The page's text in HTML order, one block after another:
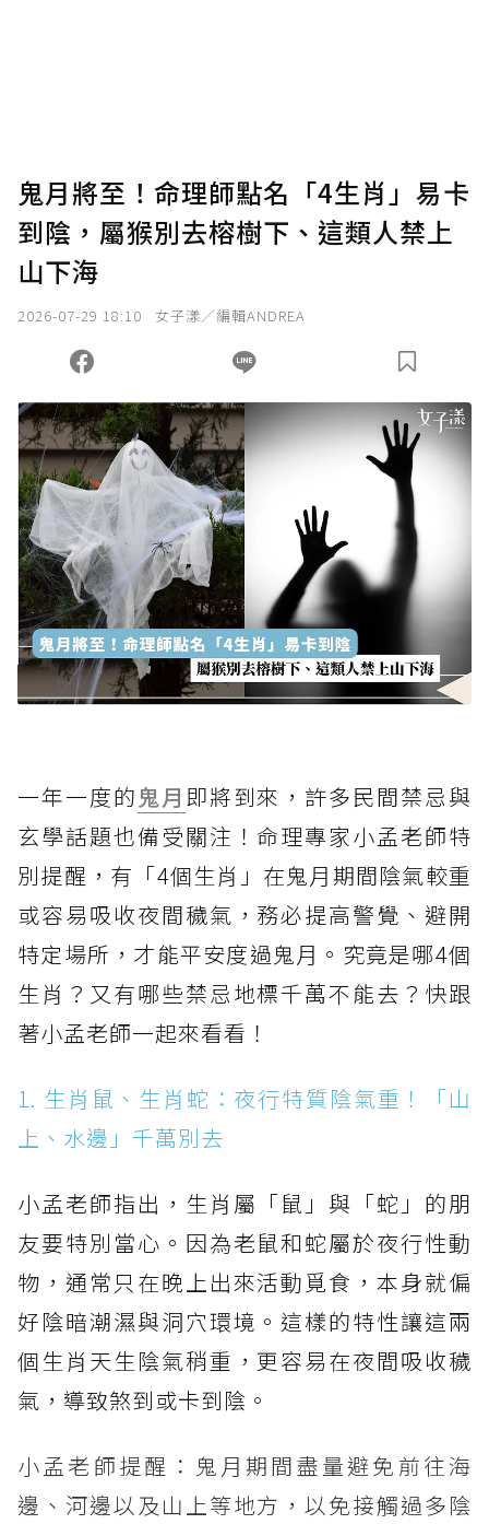
鬼月將至！命理師點名「4生肖」易卡
到陰，屬猴別去榕樹下、這類人禁上
山下海
2026-07-29 18:10 女子漾／編輯ANDREA
一年一度的鬼月 即將到來，許多民間禁忌與
玄學話題也備受關注！命理專家小孟老師特
別提醒，有「4個生肖」在鬼月期間陰氣較重
或容易吸收夜間穢氣，務必提高警覺、避開
特定場所，才能平安度過鬼月。究竟是哪4個
生肖？又有哪些禁忌地標千萬不能去？快跟
著小孟老師一起來看看！
1. 生肖鼠、生肖蛇：夜行特質陰氣重！「山
上、水邊」千萬別去
小孟老師指出，生肖屬「鼠」與「蛇」的朋
友要特別當心。因為老鼠和蛇屬於夜行性動
物，通常只在晚上出來活動覓食，本身就偏
好陰暗潮濕與洞穴環境。這樣的特性讓這兩
個生肖天生陰氣稍重，更容易在夜間吸收穢
氣，導致煞到或卡到陰。
小孟老師提醒：鬼月期間盡量避免前往海
邊、河邊以及山上等地方，以免接觸過多陰